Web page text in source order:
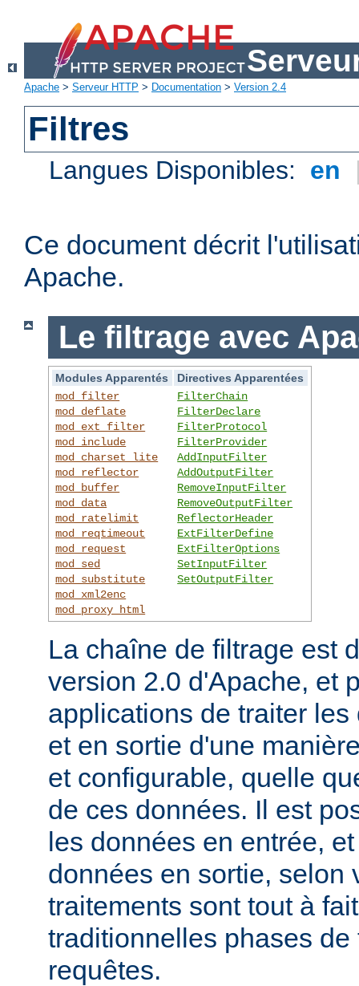
Apache > Serveur HTTP > Documentation > Version 2.4
Filtres
Langues Disponibles: en
Ce document décrit
Apache.
Le filtrage avec
Modules Apparentés
Directives Apparentées
mod_filter
mod_deflate
mod_ext_filter
mod_include
mod_charset_lite
mod_reflector
mod_buffer
mod_data
mod_ratelimit
mod_reqtimeout
mod_request
mod_sed
mod_substitute
mod_xml2enc
mod_proxy_html
FilterChain
FilterDeclare
FilterProtocol
FilterProvider
AddInputFilter
AddOutputFilter
RemoveInputFilter
RemoveOutputFilter
ReflectorHeader
ExtFilterDefine
ExtFilterOptions
SetInputFilter
SetOutputFilter
La chaîne de filtrage est
version 2.0 d'Apache, et
applications de traiter
et en sortie d'une
et configurable, quelle
de ces données. Il est
les données en entrée,
données en sortie, selon
traitements sont tout à
traditionnelles phases de
requêtes.